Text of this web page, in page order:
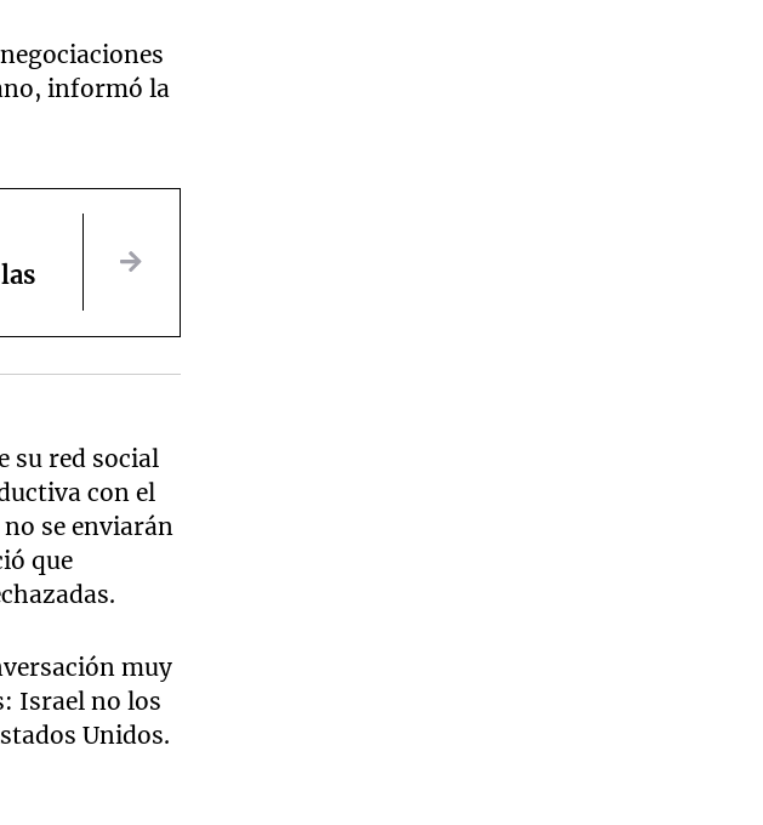
informó la
su red social
con el
se enviarán
que
muy
Israel no los
Unidos.